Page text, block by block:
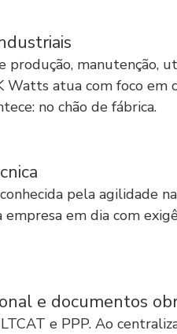
produção, manutenção,
Watts atua com foco em
no chão de fábrica.
pela agilidade
em dia com
e documentos
e PPP. Ao